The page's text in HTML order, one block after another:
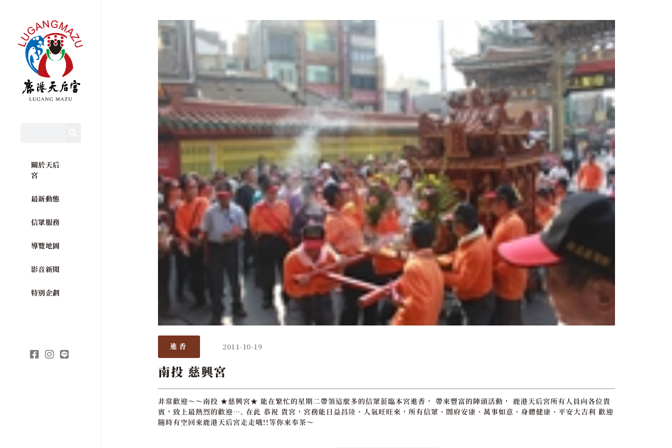
關於天后
宮
最新動態
信眾服務
導覽地圖
影音新聞
特別企劃
進香 2011-10-19
南投 慈興宮
非常歡迎～～南投 ★慈興宮★ 能在繁忙的星期二帶領這麼多的信眾蒞臨本宮進香， 帶來豐富的陣頭活動， 鹿港天后宮所有人員向各位貴
賓，致上最熱烈的歡迎…. 在此 恭祝 貴宮，宮務能日益昌隆、人氣旺旺來，所有信眾、閤府安康、萬事如意、身體健康、平安大吉利 歡迎
隨時有空回來鹿港天后宮走走哦!!等你來奉茶～